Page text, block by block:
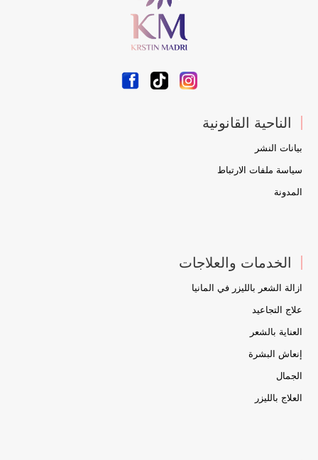
الناحية القانونية
بيانات النشر
سياسة ملفات الارتباط
المدونة
الخدمات والعلاجات
ازالة الشعر بالليزر في المانيا
علاج التجاعيد
العناية بالشعر
إنعاش البشرة
الجمال
العلاج بالليزر